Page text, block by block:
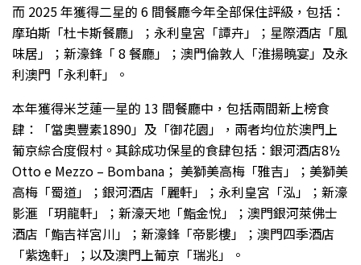
而 2025 年獲得二星的 6 間餐廳今年全部保住評級，包括：
摩珀斯「杜卡斯餐廳」；永利皇宮「譚卉」；星際酒店「風
味居」；新濠鋒「 8 餐廳」；澳門倫敦人「淮揚曉宴」及永
利澳門「永利軒」。
本年獲得米芝蓮一星的 13 間餐廳中，包括兩間新上榜食
肆：「當奧豐素1890」及「御花園」，兩者均位於澳門上
葡京綜合度假村。其餘成功保星的食肆包括：銀河酒店8½
Otto e Mezzo – Bombana； 美獅美高梅「雅吉」；美獅美
高梅「蜀道」；銀河酒店「麗軒」；永利皇宮「泓」；新濠
影滙 「玥龍軒」；新濠天地「鮨金悅」；澳門銀河萊佛士
酒店「鮨吉祥宮川」；新濠鋒「帝影樓」；澳門四季酒店
「紫逸軒」；以及澳門上葡京「瑞兆」。